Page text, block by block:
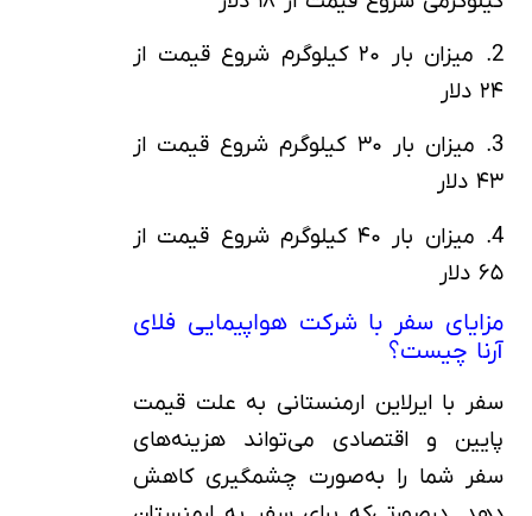
2. میزان بار ۲۰ کیلوگرم شروع قیمت از
۲۴ دلار
3. میزان بار ۳۰ کیلوگرم شروع قیمت از
۴۳ دلار
4. میزان بار ۴۰ کیلوگرم شروع قیمت از
۶۵ دلار
مزایای سفر با شرکت هواپیمایی فلای
آرنا چیست؟
سفر با ایرلاین ارمنستانی به علت قیمت
پایین و اقتصادی می‌تواند هزینه‌های
سفر شما را به‌صورت چشمگیری کاهش